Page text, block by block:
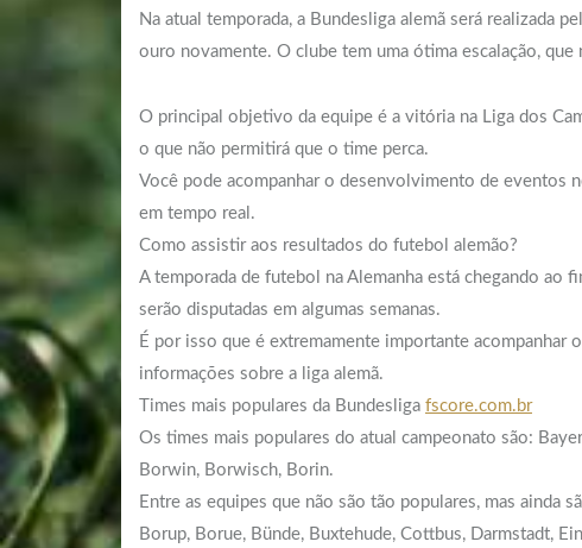
Na atual temporada, a Bundesliga alemã será realizada
ouro novamente. O clube tem uma ótima escalação,
O principal objetivo da equipe é a vitória na Liga dos
o que não permitirá que o time perca.
Você pode acompanhar o desenvolvimento de eventos
em tempo real.
Como assistir aos resultados do futebol alemão?
A temporada de futebol na Alemanha está chegando ao
serão disputadas em algumas semanas.
É por isso que é extremamente importante
informações sobre a liga alemã.
Times mais populares da Bundesliga fscore.com.br
Os times mais populares do atual campeonato são:
Borwin, Borwisch, Borin.
Entre as equipes que não são tão populares, mas
Borup, Borue, Bünde, Buxtehude, Cottbus, Darmstadt,